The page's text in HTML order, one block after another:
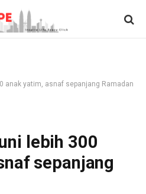
anak yatim, asnaf sepanjang Ramadan
lebih 300
sepanjang